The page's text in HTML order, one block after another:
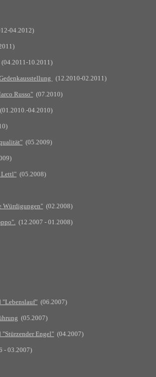
04.2012)
(04.2011-10.2011)
(12.2010-02.2011)
Russo" (07.2010)
(01.2010.-04.2010)
(05.2009)
Lettl" (05.2008)
Würdigungen" (02.2008)
(12.2007 - 01.2008)
"Lebenslauf" (06.2007)
(05.2007)
Engel" (04.2007)
- 03.2007)